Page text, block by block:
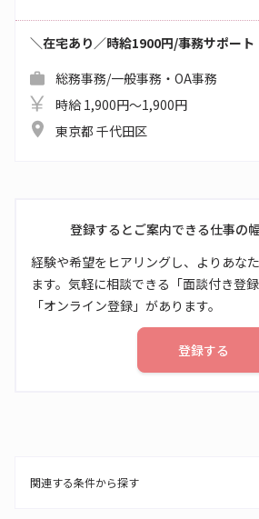
＼在宅あり／時給1900円/事務サポー
総務事務/一般事務・OA事務
時給 1,900円～1,900円
東京都 千代田区
登録するとご案内できる仕事の
経験や希望をヒアリングし、よりあな
ます。気軽に相談できる「面談付き登
「オンライン登録」があります。
登録する
関連する条件から探す